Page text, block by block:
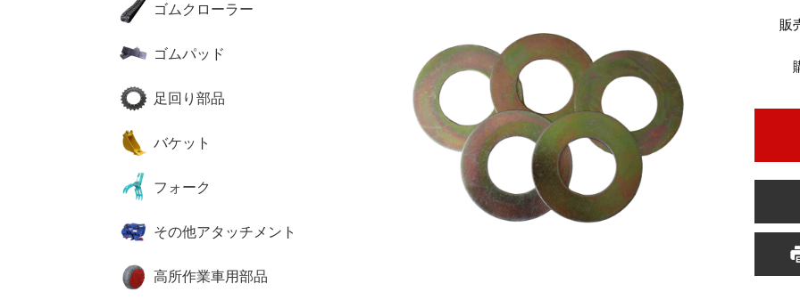
ゴムクローラー
ゴムパッド
足回り部品
バケット
フォーク
その他アタッチメント
高所作業車用部品
販